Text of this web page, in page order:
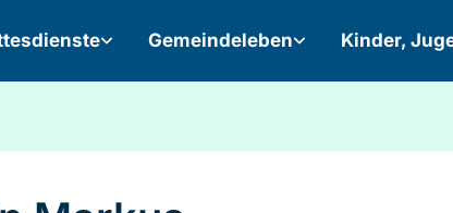
Gemeindeleben Kinder,